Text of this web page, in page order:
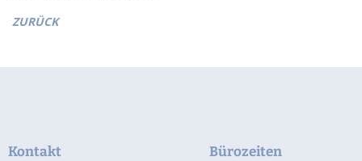
ZURÜCK
Kontakt Bürozeiten